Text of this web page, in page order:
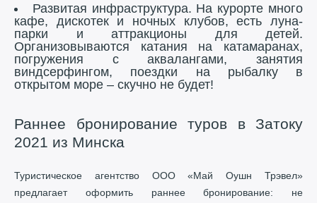
Развитая инфраструктура. На курорте много
кафе, дискотек и ночных клубов, есть луна-
парки и аттракционы для детей.
Организовываются катания на катамаранах,
погружения с аквалангами, занятия
виндсерфингом, поездки на рыбалку в
открытом море – скучно не будет!
Раннее бронирование туров в Затоку
2021 из Минска
Туристическое агентство ООО «Май Оушн Трэвел»
предлагает оформить раннее бронирование: не